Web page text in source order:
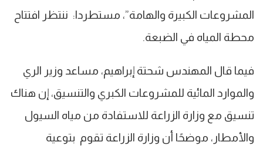
المشروعات الكبيرة والهامة”، مستطردا: ننتظر افتتاح
محطة المياه في الضبعة.
فيما قال المهندس شحتة إبراهيم، مساعد وزير الري
والموارد المائية للمشروعات الكبري والتنسيق، إن هناك
تنسيق مع وزارة الزراعة للاستفادة من مياه السيول
والأمطار، موضحًا أن وزارة الزراعة تقوم بتوعية